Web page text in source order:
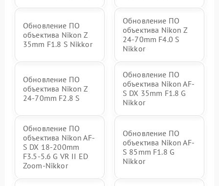
Обновление ПО
объектива Nikon Z
35mm F1.8 S Nikkor
Обновление ПО
объектива Nikon Z
24-70mm F4.0 S
Nikkor
Обновление ПО
объектива Nikon Z
24-70mm F2.8 S
Обновление ПО
объектива Nikon AF-
S DX 35mm F1.8 G
Nikkor
Обновление ПО
объектива Nikon AF-
S DX 18-200mm
F3.5-5.6 G VR II ED
Zoom-Nikkor
Обновление ПО
объектива Nikon AF-
S 85mm F1.8 G
Nikkor